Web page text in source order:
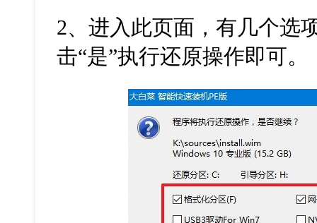
2、进入此页面，有几个选
击“是”执行还原操作即可。